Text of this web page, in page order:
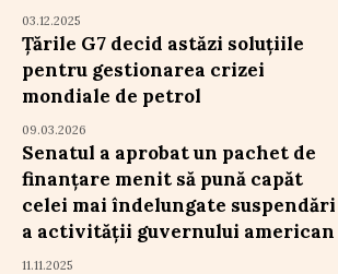
03.12.2025
Țările G7 decid astăzi soluțiile
pentru gestionarea crizei
mondiale de petrol
09.03.2026
Senatul a aprobat un pachet de
finanțare menit să pună capăt
celei mai îndelungate suspendări
a activității guvernului american
11.11.2025